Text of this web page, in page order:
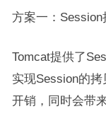
方案一：Session
Tomcat提供了
实现Session的
开销，同时会带